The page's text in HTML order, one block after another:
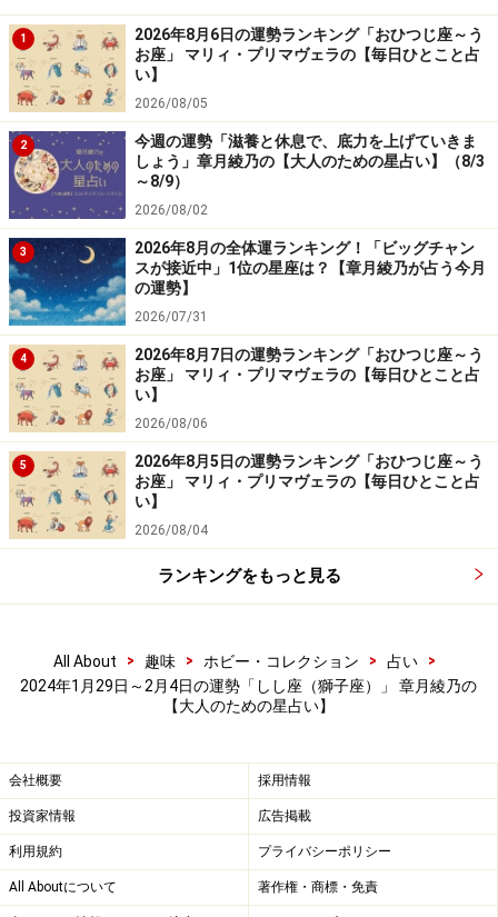
1
2026年8月6日の運勢ランキング「おひつじ座～う
お座」 マリィ・プリマヴェラの【毎日ひとこと占
い】
2026/08/05
2
今週の運勢「滋養と休息で、底力を上げていきま
しょう」章月綾乃の【大人のための星占い】（8/3
～8/9）
2026/08/02
3
2026年8月の全体運ランキング！「ビッグチャン
スが接近中」1位の星座は？【章月綾乃が占う今月
の運勢】
2026/07/31
4
2026年8月7日の運勢ランキング「おひつじ座～う
お座」 マリィ・プリマヴェラの【毎日ひとこと占
い】
2026/08/06
5
2026年8月5日の運勢ランキング「おひつじ座～う
お座」 マリィ・プリマヴェラの【毎日ひとこと占
い】
2026/08/04
ランキングをもっと見る
All About > 趣味 > ホビー・コレクション > 占い
>
2024年1月29日～2月4日の運勢「しし座（獅子座）」 章月綾乃の
【大人のための星占い】
会社概要 採用情報
投資家情報 広告掲載
利用規約 プライバシーポリシー
All Aboutについて 著作権・商標・免責